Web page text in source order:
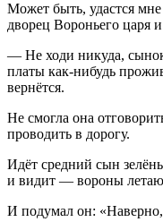
Может быть, удастся
дворец Вороньего царя
— Не ходи никуда,
платы как-нибудь
вернётся.
Не смогла она
проводить в дорогу.
Идёт средний сын
и видит — вороны
И подумал он: «Наверно,